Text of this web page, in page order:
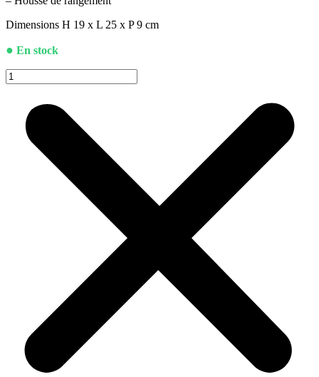
Dimensions H 19 x L 25 x P 9 cm
● En stock